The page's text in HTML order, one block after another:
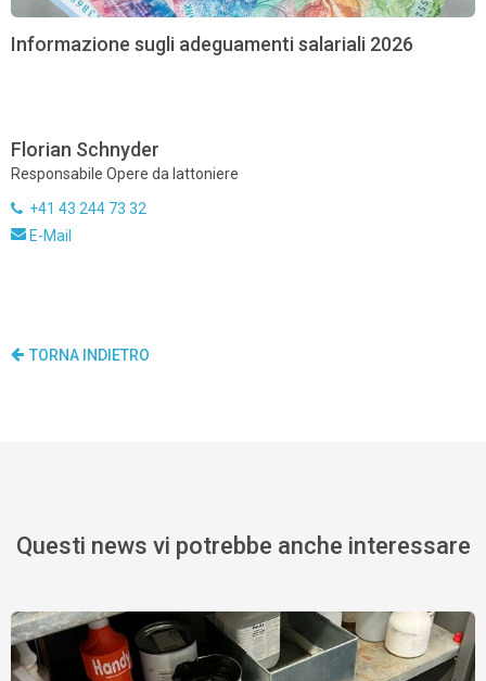
Informazione sugli adeguamenti salariali 2026
Florian Schnyder
Responsabile Opere da lattoniere
+41 43 244 73 32
E-Mail
TORNA INDIETRO
Questi news vi potrebbe anche interessare